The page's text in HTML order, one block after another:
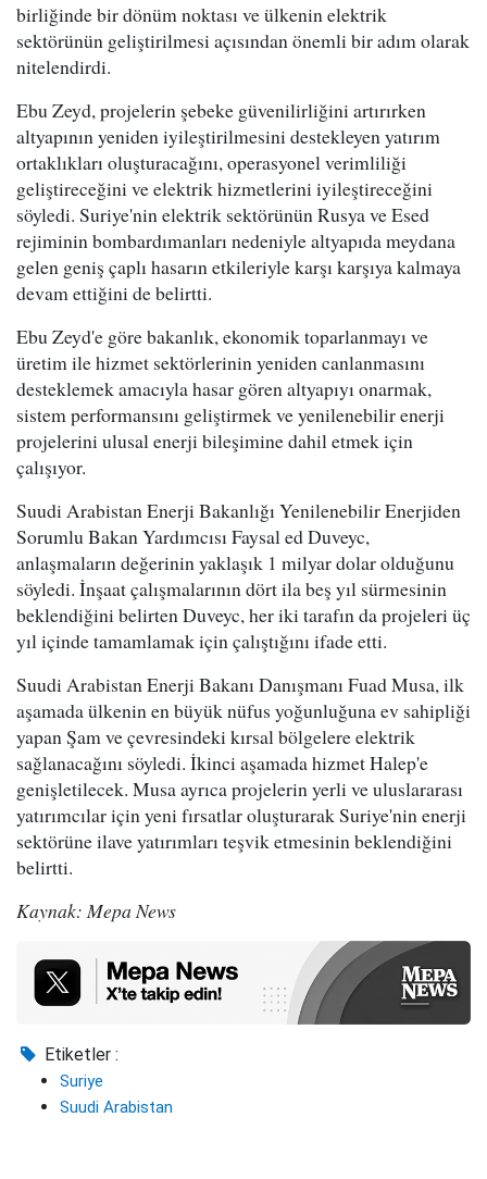
birliğinde bir dönüm noktası ve ülkenin elektrik
sektörünün geliştirilmesi açısından önemli bir adım olarak
nitelendirdi.
Ebu Zeyd, projelerin şebeke güvenilirliğini artırırken
altyapının yeniden iyileştirilmesini destekleyen yatırım
ortaklıkları oluşturacağını, operasyonel verimliliği
geliştireceğini ve elektrik hizmetlerini iyileştireceğini
söyledi. Suriye'nin elektrik sektörünün Rusya ve Esed
rejiminin bombardımanları nedeniyle altyapıda meydana
gelen geniş çaplı hasarın etkileriyle karşı karşıya kalmaya
devam ettiğini de belirtti.
Ebu Zeyd'e göre bakanlık, ekonomik toparlanmayı ve
üretim ile hizmet sektörlerinin yeniden canlanmasını
desteklemek amacıyla hasar gören altyapıyı onarmak,
sistem performansını geliştirmek ve yenilenebilir enerji
projelerini ulusal enerji bileşimine dahil etmek için
çalışıyor.
Suudi Arabistan Enerji Bakanlığı Yenilenebilir Enerjiden
Sorumlu Bakan Yardımcısı Faysal ed Duveyc,
anlaşmaların değerinin yaklaşık 1 milyar dolar olduğunu
söyledi. İnşaat çalışmalarının dört ila beş yıl sürmesinin
beklendiğini belirten Duveyc, her iki tarafın da projeleri üç
yıl içinde tamamlamak için çalıştığını ifade etti.
Suudi Arabistan Enerji Bakanı Danışmanı Fuad Musa, ilk
aşamada ülkenin en büyük nüfus yoğunluğuna ev sahipliği
yapan Şam ve çevresindeki kırsal bölgelere elektrik
sağlanacağını söyledi. İkinci aşamada hizmet Halep'e
genişletilecek. Musa ayrıca projelerin yerli ve uluslararası
yatırımcılar için yeni fırsatlar oluşturarak Suriye'nin enerji
sektörüne ilave yatırımları teşvik etmesinin beklendiğini
belirtti.
Kaynak: Mepa News
Etiketler :
Suriye
Suudi Arabistan